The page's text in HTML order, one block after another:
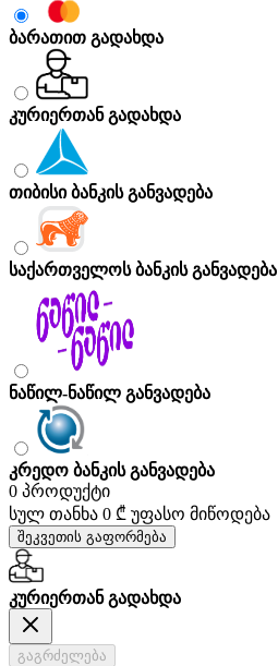
ბარათით გადახდა
კურიერთან გადახდა
თიბისი ბანკის განვადება
საქართველოს ბანკის განვადება
ნაწილ-ნაწილ განვადება
კრედო ბანკის განვადება
0 პროდუქტი
სულ თანხა 0 ₾ უფასო მიწოდება
შეკვეთის გაფორმება
კურიერთან გადახდა
გაგრძელება